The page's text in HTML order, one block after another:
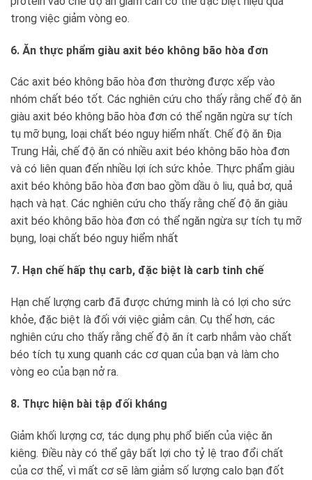
trong việc giảm vòng eo.
6. Ăn thực phẩm giàu axit béo không bão hòa đơn
Các axit béo không bão hòa đơn thường được xếp vào
nhóm chất béo tốt. Các nghiên cứu cho thấy rằng chế độ ăn
giàu axit béo không bão hòa đơn có thể ngăn ngừa sự tích
tụ mỡ bụng, loại chất béo nguy hiểm nhất. Chế độ ăn Địa
Trung Hải, chế độ ăn có nhiều axit béo không bão hòa đơn
và có liên quan đến nhiều lợi ích sức khỏe. Thực phẩm giàu
axit béo không bão hòa đơn bao gồm dầu ô liu, quả bơ, quả
hạch và hạt. Các nghiên cứu cho thấy rằng chế độ ăn giàu
axit béo không bão hòa đơn có thể ngăn ngừa sự tích tụ mỡ
bụng, loại chất béo nguy hiểm nhất
7. Hạn chế hấp thụ carb, đặc biệt là carb tinh chế
Hạn chế lượng carb đã được chứng minh là có lợi cho sức
khỏe, đặc biệt là đối với việc giảm cân. Cụ thể hơn, các
nghiên cứu cho thấy rằng chế độ ăn ít carb nhắm vào chất
béo tích tụ xung quanh các cơ quan của bạn và làm cho
vòng eo của bạn nở ra.
8. Thực hiện bài tập đối kháng
Giảm khối lượng cơ, tác dụng phụ phổ biến của việc ăn
kiêng. Điều này có thể gây bất lợi cho tỷ lệ trao đổi chất
của cơ thể, vì mất cơ sẽ làm giảm số lượng calo bạn đốt